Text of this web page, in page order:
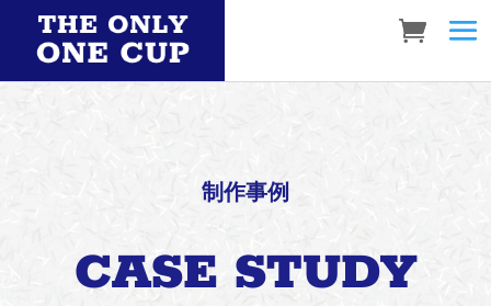
制作事例
CASE STUDY